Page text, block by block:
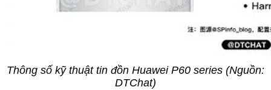
Thông số kỹ thuật tin đồn Huawei P60 series (Nguồn:
DTChat)